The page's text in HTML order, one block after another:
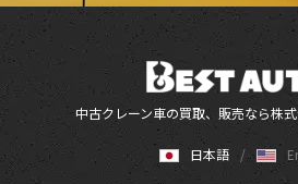
中古クレーン車の買取、販売なら株
日本語